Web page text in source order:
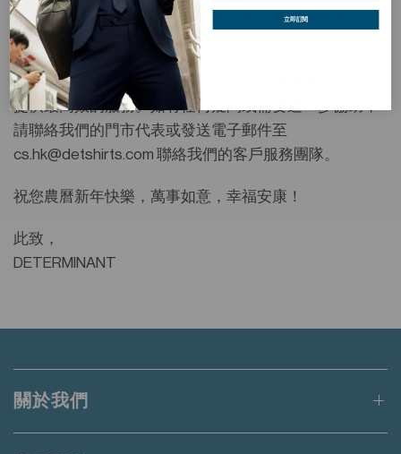
個工作天內處理並發出。 2月24日起，我們將恢復2-3個
工作天的標準出貨時間。
感謝您在旺季期間的理解和耐心，我們將竭盡全力為您
提供最高效的服務。如有任何疑問或需要進一步協助，
請聯絡我們的門市代表或發送電子郵件至
cs.hk@detshirts.com 聯絡我們的客戶服務團隊。
祝您農曆新年快樂，萬事如意，幸福安康！
此致，
DETERMINANT
關於我們
立即訂閱